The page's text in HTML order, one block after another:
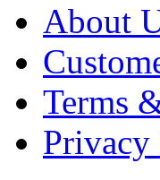
About
Terms